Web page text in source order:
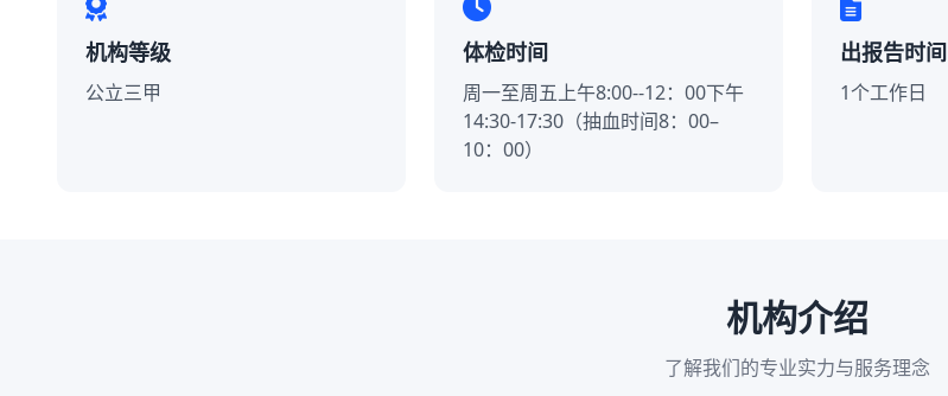
机构等级
公立三甲
体检时间
周一至周五上午8:00--12：00下午
14:30-17:30（抽血时间8：00–
10：00）
出报告时间
1个工作日
机构介绍
了解我们的专业实力与服务理念